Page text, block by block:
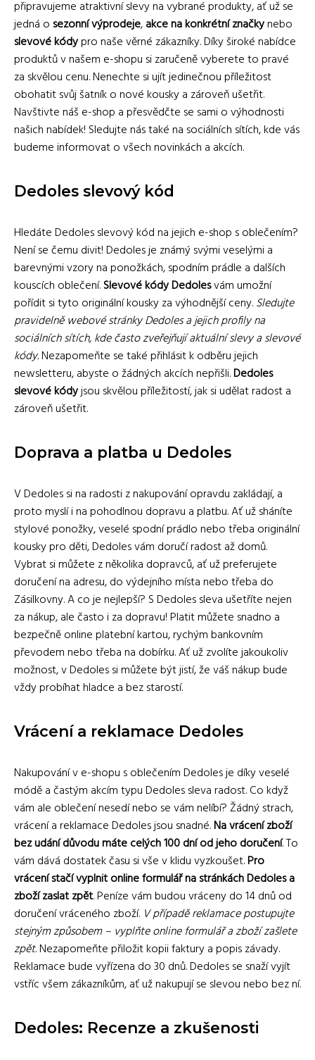
připravujeme atraktivní slevy na vybrané produkty, ať už se
jedná o sezonní výprodeje,akce na konkrétní značkynebo
slevové kódypro naše věrné zákazníky. Díky široké nabídce
produktů v našem e-shopu si zaručeně vyberete to pravé
za skvělou cenu. Nenechte si ujít jedinečnou příležitost
obohatit svůj šatník o nové kousky a zároveň ušetřit.
Navštivte náš e-shop a přesvědčte se sami o výhodnosti
našich nabídek! Sledujte nás také na sociálních sítích, kde vás
budeme informovat o všech novinkách a akcích.
Dedoles slevový kód
Hledáte Dedoles slevový kód na jejich e-shop s oblečením?
Není se čemu divit! Dedoles je známý svými veselými a
barevnými vzory na ponožkách, spodním prádle a dalších
kouscích oblečení.Slevové kódy Dedolesvám umožní
pořídit si tyto originální kousky za výhodnější ceny.Sledujte
pravidelně webové stránky Dedoles a jejich profily na
sociálních sítích, kde často zveřejňují aktuální slevy a slevové
kódy.Nezapomeňte se také přihlásit k odběru jejich
newsletteru, abyste o žádných akcích nepřišli.Dedoles
slevové kódyjsou skvělou příležitostí, jak si udělat radost a
zároveň ušetřit.
Doprava a platba u Dedoles
V Dedoles si na radosti z nakupování opravdu zakládají, a
proto myslí i na pohodlnou dopravu a platbu. Ať už sháníte
stylové ponožky, veselé spodní prádlo nebo třeba originální
kousky pro děti, Dedoles vám doručí radost až domů.
Vybrat si můžete z několika dopravců, ať už preferujete
doručení na adresu, do výdejního místa nebo třeba do
Zásilkovny. A co je nejlepší? S Dedoles sleva ušetříte nejen
za nákup, ale často i za dopravu! Platit můžete snadno a
bezpečně online platební kartou, rychým bankovním
převodem nebo třeba na dobírku. Ať už zvolíte jakoukoliv
možnost, v Dedoles si můžete být jistí, že váš nákup bude
vždy probíhat hladce a bez starostí.
Vrácení a reklamace Dedoles
Nakupování v e-shopu s oblečením Dedoles je díky veselé
módě a častým akcím typu Dedoles sleva radost. Co když
vám ale oblečení nesedí nebo se vám nelíbí? Žádný strach,
vrácení a reklamace Dedoles jsou snadné.Na vrácení zboží
bez udání důvodu máte celých 100 dní od jeho doručení. To
vám dává dostatek času si vše v klidu vyzkoušet.Pro
vrácení stačí vyplnit online formulář na stránkách Dedoles a
zboží zaslat zpět. Peníze vám budou vráceny do 14 dnů od
doručení vráceného zboží. V případě reklamace postupujte
stejným způsobem – vyplňte online formulář a zboží zašlete
zpět. Nezapomeňte přiložit kopii faktury a popis závady.
Reklamace bude vyřízena do 30 dnů. Dedoles se snaží vyjít
vstříc všem zákazníkům, ať už nakupují se slevou nebo bez ní.
Dedoles: Recenze a zkušenosti